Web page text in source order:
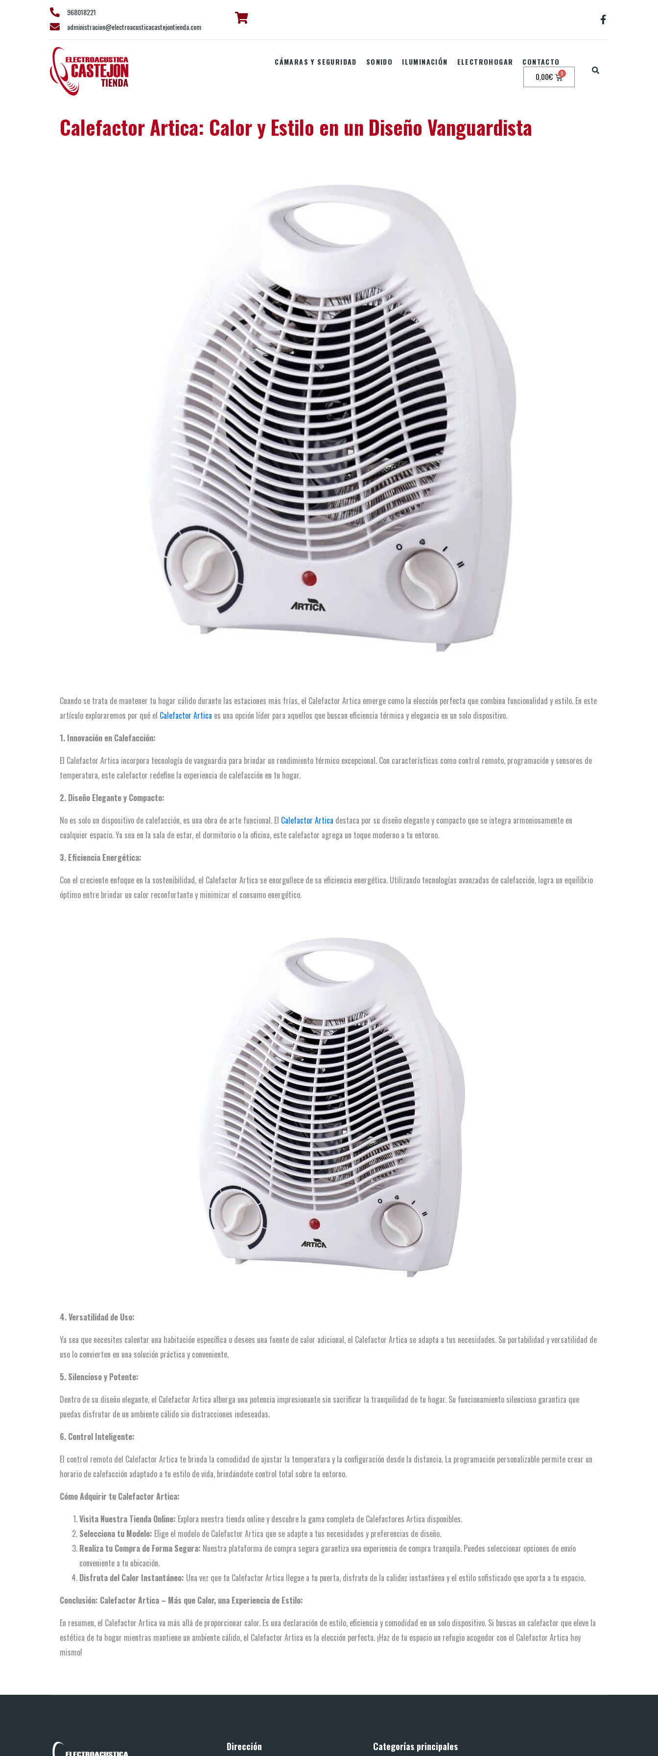
968018221
administracion@electroacusticacastejontienda.com
CÁMARAS Y SEGURIDAD SONIDO ILUMINACIÓN ELECTROHOGAR CONTACTO
0,00€
Calefactor Artica: Calor y Estilo en un Diseño Vanguardista
Cuando se trata de mantener tu hogar cálido durante las estaciones más frías, el Calefactor Artica emerge como la elección perfecta que combina funcionalidad y estilo. En este
artículo exploraremos por qué el Calefactor Artica es una opción líder para aquellos que buscan eficiencia térmica y elegancia en un solo dispositivo.
1. Innovación en Calefacción:
El Calefactor Artica incorpora tecnología de vanguardia para brindar un rendimiento térmico excepcional. Con características como control remoto, programación y sensores de
temperatura, este calefactor redefine la experiencia de calefacción en tu hogar.
2. Diseño Elegante y Compacto:
No es solo un dispositivo de calefacción, es una obra de arte funcional. El Calefactor Artica destaca por su diseño elegante y compacto que se integra armoniosamente en
cualquier espacio. Ya sea en la sala de estar, el dormitorio o la oficina, este calefactor agrega un toque moderno a tu entorno.
3. Eficiencia Energética:
Con el creciente enfoque en la sostenibilidad, el Calefactor Artica se enorgullece de su eficiencia energética. Utilizando tecnologías avanzadas de calefacción, logra un equilibrio
óptimo entre brindar un calor reconfortante y minimizar el consumo energético.
4. Versatilidad de Uso:
Ya sea que necesites calentar una habitación específica o desees una fuente de calor adicional, el Calefactor Artica se adapta a tus necesidades. Su portabilidad y versatilidad de
uso lo convierten en una solución práctica y conveniente.
5. Silencioso y Potente:
Dentro de su diseño elegante, el Calefactor Artica alberga una potencia impresionante sin sacrificar la tranquilidad de tu hogar. Su funcionamiento silencioso garantiza que
puedas disfrutar de un ambiente cálido sin distracciones indeseadas.
6. Control Inteligente:
El control remoto del Calefactor Artica te brinda la comodidad de ajustar la temperatura y la configuración desde la distancia. La programación personalizable permite crear un
horario de calefacción adaptado a tu estilo de vida, brindándote control total sobre tu entorno.
Cómo Adquirir tu Calefactor Artica:
Visita Nuestra Tienda Online: Explora nuestra tienda online y descubre la gama completa de Calefactores Artica disponibles.
Selecciona tu Modelo: Elige el modelo de Calefactor Artica que se adapte a tus necesidades y preferencias de diseño.
Realiza tu Compra de Forma Segura: Nuestra plataforma de compra segura garantiza una experiencia de compra tranquila. Puedes seleccionar opciones de envío
conveniente a tu ubicación.
Disfruta del Calor Instantáneo: Una vez que tu Calefactor Artica llegue a tu puerta, disfruta de la calidez instantánea y el estilo sofisticado que aporta a tu espacio.
Conclusión: Calefactor Artica – Más que Calor, una Experiencia de Estilo:
En resumen, el Calefactor Artica va más allá de proporcionar calor. Es una declaración de estilo, eficiencia y comodidad en un solo dispositivo. Si buscas un calefactor que eleve la
estética de tu hogar mientras mantiene un ambiente cálido, el Calefactor Artica es la elección perfecta. ¡Haz de tu espacio un refugio acogedor con el Calefactor Artica hoy
mismo!
Dirección Categorías principales